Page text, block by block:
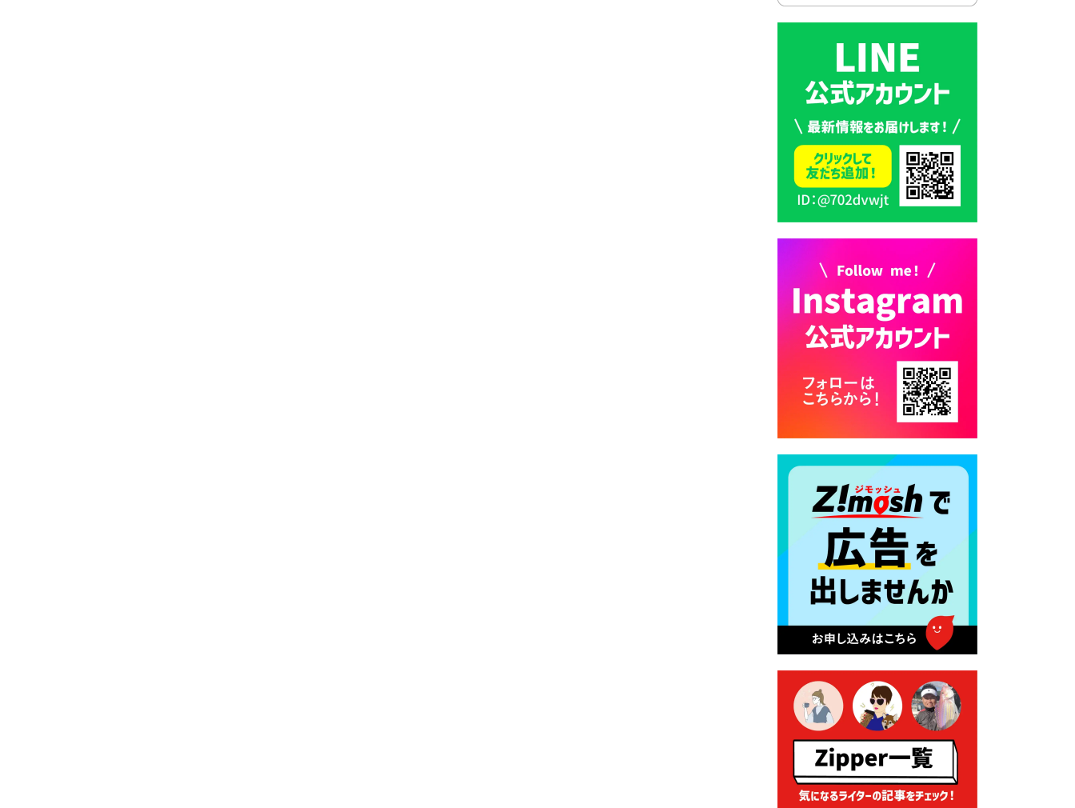
中学校の進捗状況について
2026年7月30日 豊前市立学校
再編成準備協議会
2026年7月30日 豊前市立学校
紹介≪再編計画の見直しにつ
いて≫
2026年7月29日 豊前市指定ご
み袋販売のお知らせ
催決定！
2026年7月28日 ごみ収集日の
お知らせ
2026年7月28日 令和8年度
京築地区水道企業団職員採用
試験（募集）
2026年7月27日 マイナンバー
カード交付に伴う休日および
平日夜間開庁の案内
2026年7月22日 令和８年度
「こども文化パスポート事
業」
2026年7月21日 卜仙の郷 お
盆期間の営業時間のお知らせ
2026年7月17日 バス経路検索
のご利用案内
2026年7月10日 台湾伝統音楽
団体 「北埔八音団・楽善軒」
公演開催のお知らせ
2026年7月9日 クラウドファ
ンディング型ふるさと納税の
実施について
2026年7月9日 農地法等に係
る各種申請に係る登記事項証
明書の添付省略について